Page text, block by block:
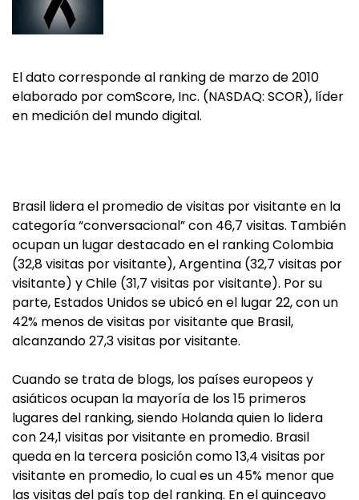
El dato corresponde al ranking de marzo de 2010
elaborado por comScore, Inc. (NASDAQ: SCOR), líder
en medición del mundo digital.
Brasil lidera el promedio de visitas por visitante en la
categoría “conversacional” con 46,7 visitas. También
ocupan un lugar destacado en el ranking Colombia
(32,8 visitas por visitante), Argentina (32,7 visitas por
visitante) y Chile (31,7 visitas por visitante). Por su
parte, Estados Unidos se ubicó en el lugar 22, con un
42% menos de visitas por visitante que Brasil,
alcanzando 27,3 visitas por visitante.
Cuando se trata de blogs, los países europeos y
asiáticos ocupan la mayoría de los 15 primeros
lugares del ranking, siendo Holanda quien lo lidera
con 24,1 visitas por visitante en promedio. Brasil
queda en la tercera posición como 13,4 visitas por
visitante en promedio, lo cual es un 45% menor que
las visitas del país top del ranking. En el quinceavo